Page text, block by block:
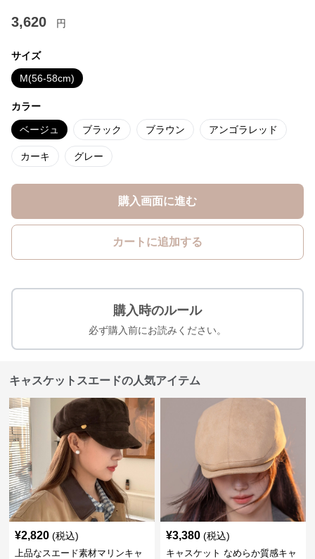
3,620 円
サイズ
M(56-58cm)
カラー
ベージュ ブラック ブラウン アンゴラレッド
カーキ グレー
購入画面に進む
カートに追加する
購入時のルール
必ず購入前にお読みください。
キャスケットスエードの人気アイテム
¥2,820 (税込)
上品なスエード素材マリンキャ
¥3,380 (税込)
キャスケット なめらか質感キャ